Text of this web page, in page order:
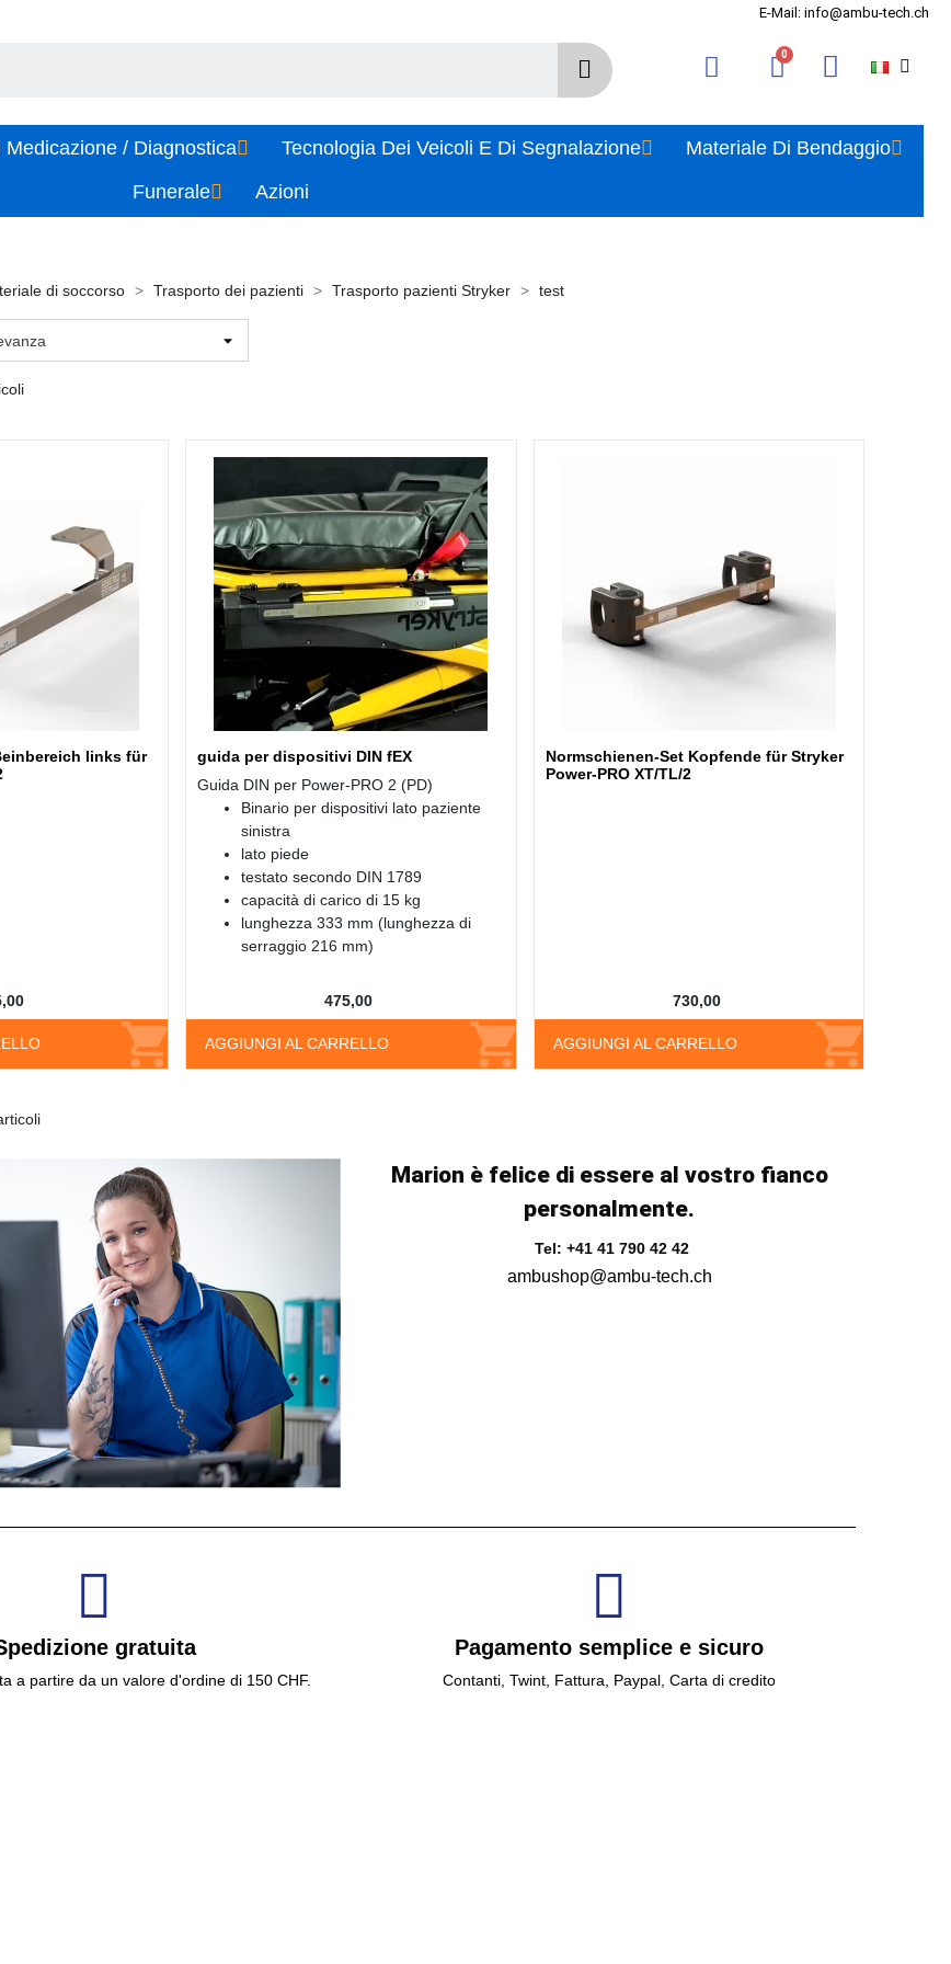
E-Mail: info@ambu-tech.ch
Medicazione / Diagnostica Tecnologia Dei Veicoli E Di Segnalazione
Materiale Di Bendaggio
Funerale
Azioni
di soccorso Trasporto dei pazienti Trasporto pazienti Stryker test
links für
guida per dispositivi DIN fEX
Guida DIN per Power-PRO 2 (PD)
Binario per dispositivi lato paziente
sinistra
lato piede
testato secondo DIN 1789
capacità di carico di 15 kg
lunghezza 333 mm (lunghezza di
serraggio 216 mm)
AGGIUNGI AL CARRELLO
475,00
Normschienen-Set Kopfende für Stryker
Power-PRO XT/TL/2
AGGIUNGI AL CARRELLO
730,00
Marion è felice di essere al vostro fianco
personalmente.
Tel: +41 41 790 42 42
ambushop@ambu-tech.ch
gratuita
a partire da un valore d'ordine di 150 CHF.
Pagamento semplice e sicuro
Contanti, Twint, Fattura, Paypal, Carta di credito